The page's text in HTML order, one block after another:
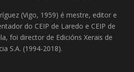
(Vigo, 1959) é mestre, editor e
do CEIP de Laredo e CEIP de
foi director de Edicións Xerais de
S.A. (1994-2018).